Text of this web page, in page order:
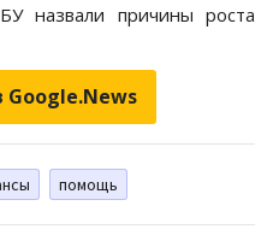
назвали причины роста
Google.News
помощь